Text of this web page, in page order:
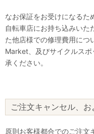
なお保証をお受けになるた
自転車店にお持ち込みいた
た他店様での修理費用につ
Market、及びサイクルス
承ください。
ご注文キャンセル、
原則お客様都合でのご注文